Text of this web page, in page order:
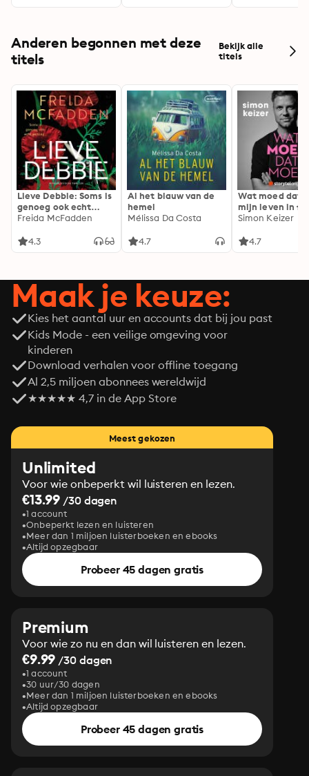
Anderen begonnen met deze
titels
Bekijk alle
titels
Lieve Debbie: Soms is
genoeg ook echt
genoeg...
Freida McFadden
4.3
Al het blauw van de
hemel
Mélissa Da Costa
4.7
Wat moed dat
mijn leven in
Simon Keizer
4.7
Maak je keuze:
Kies het aantal uur en accounts dat bij jou past
Kids Mode - een veilige omgeving voor
kinderen
Download verhalen voor offline toegang
Al 2,5 miljoen abonnees wereldwijd
★★★★★ 4,7 in de App Store
Meest gekozen
Unlimited
Voor wie onbeperkt wil luisteren en lezen.
€13.99 /30 dagen
1 account
Onbeperkt lezen en luisteren
Meer dan 1 miljoen luisterboeken en ebooks
Altijd opzegbaar
Probeer 45 dagen gratis
Premium
Voor wie zo nu en dan wil luisteren en lezen.
€9.99 /30 dagen
1 account
30 uur/30 dagen
Meer dan 1 miljoen luisterboeken en ebooks
Altijd opzegbaar
Probeer 45 dagen gratis